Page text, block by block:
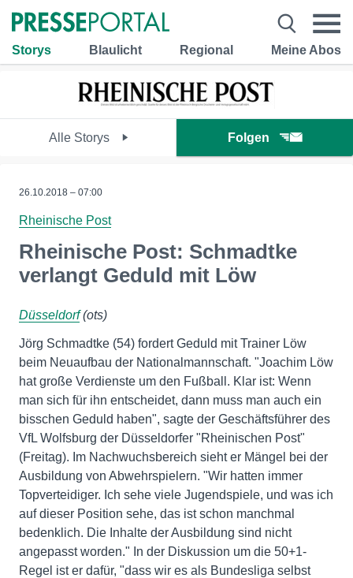
Storys Blaulicht Regional Meine Abos
Alle Storys Folgen
26.10.2018 – 07:00
Rheinische Post
Rheinische Post: Schmadtke
verlangt Geduld mit Löw
Düsseldorf(ots)
Jörg Schmadtke (54) fordert Geduld mit Trainer Löw
beim Neuaufbau der Nationalmannschaft. "Joachim Löw
hat große Verdienste um den Fußball. Klar ist: Wenn
man sich für ihn entscheidet, dann muss man auch ein
bisschen Geduld haben", sagte der Geschäftsführer des
VfL Wolfsburg der Düsseldorfer "Rheinischen Post"
(Freitag). Im Nachwuchsbereich sieht er Mängel bei der
Ausbildung von Abwehrspielern. "Wir hatten immer
Topverteidiger. Ich sehe viele Jugendspiele, und was ich
auf dieser Position sehe, das ist schon manchmal
bedenklich. Die Inhalte der Ausbildung sind nicht
angepasst worden." In der Diskussion um die 50+1-
Regel ist er dafür, "dass wir es als Bundesliga selbst